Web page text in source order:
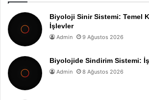
Biyoloji Sinir Sistemi: Temel
İşlevler
Admin 9 Ağustos 2026
Biyolojide Sindirim Sistemi:
Admin 8 Ağustos 2026